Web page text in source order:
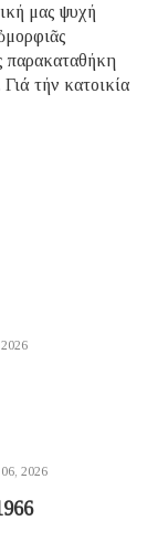
μας ψυχή
παρακαταθήκη
τήν κατοικία
2026